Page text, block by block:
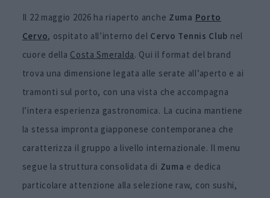
Il 22 maggio 2026 ha riaperto anche Zuma Porto
Cervo, ospitato all’interno del Cervo Tennis Club nel
cuore della Costa Smeralda. Qui il format del brand
trova una dimensione legata alle serate all’aperto e ai
tramonti sul porto, con una vista che accompagna
l’intera esperienza gastronomica. La cucina mantiene
la stessa impronta giapponese contemporanea che
caratterizza il gruppo a livello internazionale. Il menu
segue la struttura consolidata di Zuma e dedica
particolare attenzione alla selezione raw, con sushi,